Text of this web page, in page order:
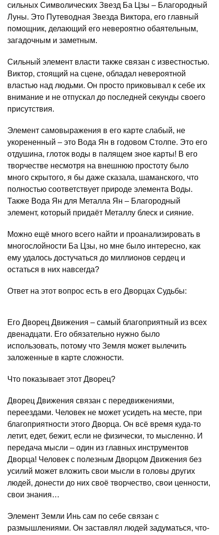
сильных Символических Звезд Ба Цзы – Благородный
Луны. Это Путеводная Звезда Виктора, его главный
помощник, делающий его невероятно обаятельным,
загадочным и заметным.
Сильный элемент власти также связан с известностью.
Виктор, стоящий на сцене, обладал невероятной
властью над людьми. Он просто приковывал к себе их
внимание и не отпускал до последней секунды своего
присутствия.
Элемент самовыражения в его карте слабый, не
укорененный – это Вода Ян в годовом Столпе. Это его
отдушина, глоток воды в палящем зное карты! В его
творчестве несмотря на внешнюю простоту было
много скрытого, я бы даже сказала, шаманского, что
полностью соответствует природе элемента Воды.
Также Вода Ян для Металла Ян – Благородный
элемент, который придаёт Металлу блеск и сияние.
Можно ещё много всего найти и проанализировать в
многослойности Ба Цзы, но мне было интересно, как
ему удалось достучаться до миллионов сердец и
остаться в них навсегда?
Ответ на этот вопрос есть в его Дворцах Судьбы:
Его Дворец Движения – самый благоприятный из всех
двенадцати. Его обязательно нужно было
использовать, потому что Земля может вылечить
заложенные в карте сложности.
Что показывает этот Дворец?
Дворец Движения связан с передвижениями,
переездами. Человек не может усидеть на месте, при
благоприятности этого Дворца. Он всё время куда-то
летит, едет, бежит, если не физически, то мысленно. И
передача мысли – один из главных инструментов
Дворца! Человек с полезным Дворцом Движения без
усилий может вложить свои мысли в головы других
людей, донести до них своё творчество, свои ценности,
свои знания…
Элемент Земли Инь сам по себе связан с
размышлениями. Он заставлял людей задуматься, что-